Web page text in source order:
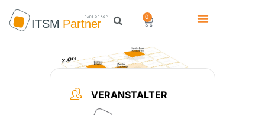
0
VERANSTALTER